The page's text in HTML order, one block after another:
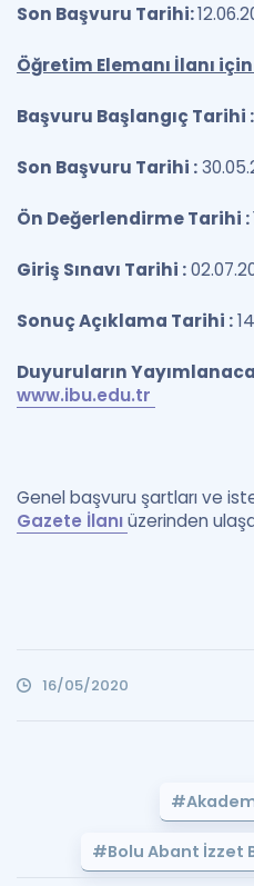
Son Başvuru Tarihi:
Öğretim Elemanı İlanı
Başvuru Başlangıç Tarihi :
Son Başvuru Tarihi :
Ön Değerlendirme Tarihi :
Giriş Sınavı Tarihi :
Sonuç Açıklama Tarihi :
Duyuruların
www.ibu.edu.tr
Genel başvuru şartları ve
Gazete İlanıüzerinden
16/05/2020
#Bolu Abant İzzet